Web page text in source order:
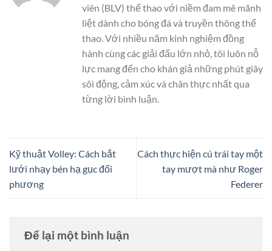
viên (BLV) thể thao với niềm đam mê mãnh
liệt dành cho bóng đá và truyền thông thể
thao. Với nhiều năm kinh nghiệm đồng
hành cùng các giải đấu lớn nhỏ, tôi luôn nỗ
lực mang đến cho khán giả những phút giây
sôi động, cảm xúc và chân thực nhất qua
từng lời bình luận.
Kỹ thuật Volley: Cách bắt
lưới nhạy bén hạ gục đối
phương
Cách thực hiện cú trái tay một
tay mượt mà như Roger
Federer
Để lại một bình luận